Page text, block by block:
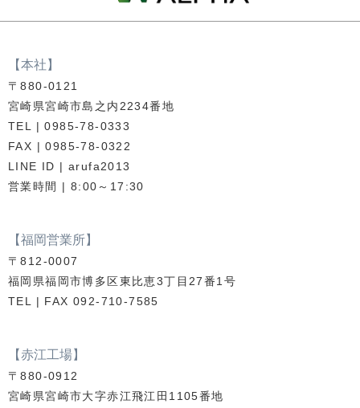
【本社】
〒880-0121
宮崎県宮崎市島之内2234番地
TEL | 0985-78-0333
FAX | 0985-78-0322
LINE ID | arufa2013
営業時間 | 8:00～17:30
【福岡営業所】
〒812-0007
福岡県福岡市博多区東比恵3丁目27番1号
TEL | FAX 092-710-7585
【赤江工場】
〒880-0912
宮崎県宮崎市大字赤江飛江田1105番地